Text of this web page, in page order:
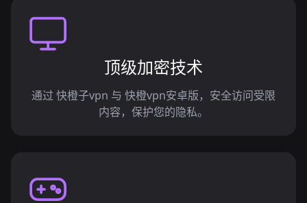
顶级加密技术
通过 快橙子vpn 与 快橙vpn安卓版，安全访问受限
内容，保护您的隐私。